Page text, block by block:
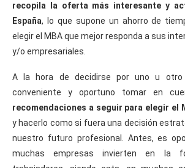
recopila la oferta más interesante y
España, lo que supone un ahorro de
elegir el MBA que mejor responda a sus
y/o empresariales.
A la hora de decidirse por uno u otro
conveniente y oportuno tomar en
recomendaciones a seguir para elegir el
y hacerlo como si fuera una decisión
nuestro futuro profesional. Antes, es
muchas empresas invierten en la